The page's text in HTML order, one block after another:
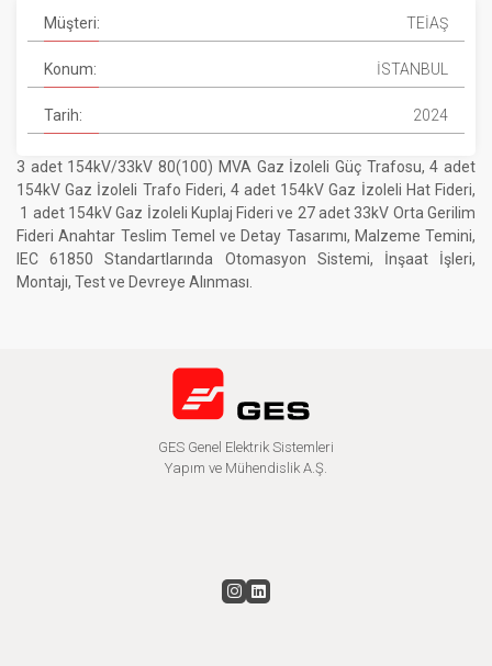
3 adet 154kV/33kV 80(100) MVA Gaz İzoleli Güç Trafosu, 4 adet
154kV Gaz İzoleli Trafo Fideri, 4 adet 154kV Gaz İzoleli Hat Fideri,
1 adet 154kV Gaz İzoleli Kuplaj Fideri ve 27 adet 33kV Orta Gerilim
Fideri Anahtar Teslim Temel ve Detay Tasarımı, Malzeme Temini,
IEC 61850 Standartlarında Otomasyon Sistemi, İnşaat İşleri,
Montajı, Test ve Devreye Alınması.
Müşteri: TEİAŞ
Konum: İSTANBUL
Tarih: 2024
GES Genel Elektrik Sistemleri
Yapım ve Mühendislik A.Ş.